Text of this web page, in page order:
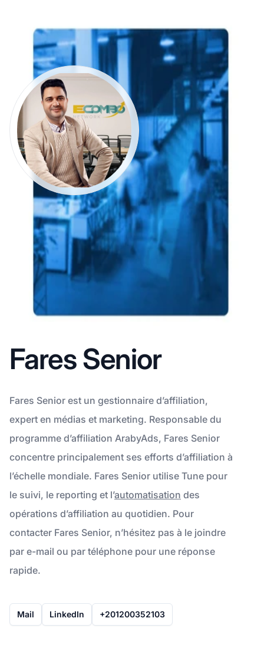
Fares Senior
Fares Senior est un gestionnaire d’affiliation,
expert en médias et marketing. Responsable du
programme d’affiliation ArabyAds, Fares Senior
concentre principalement ses efforts d’affiliation à
l’échelle mondiale. Fares Senior utilise Tune pour
le suivi, le reporting et l’automatisation des
opérations d’affiliation au quotidien. Pour
contacter Fares Senior, n’hésitez pas à le joindre
par e-mail ou par téléphone pour une réponse
rapide.
Mail LinkedIn +201200352103